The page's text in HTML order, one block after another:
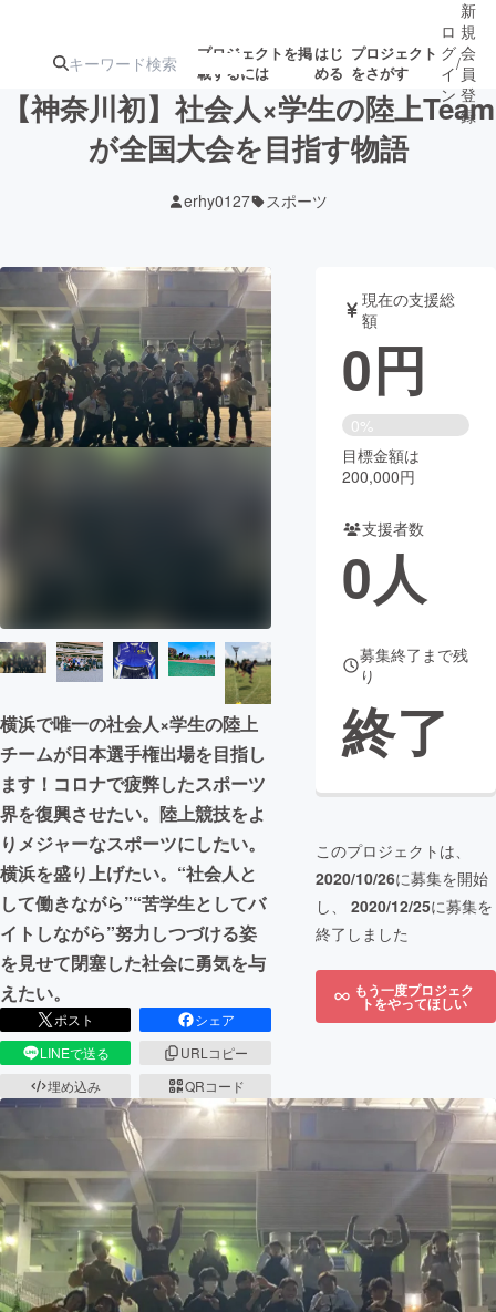
プロジェクトを掲
載するには
はじ
める
プロジェクト
をさがす
ジェクト
ロジェクト
アート・写真 音楽
テクノロジー・ガジェット ゲーム・サ
映像・映画 書籍・雑誌
チャレンジ
CAMPFIRE Creation
CAMPFIREふるさと納税machi-ya
ロ
グ
イ
ン
/
新
規
会
員
登
録
【神奈川初】社会人×学生の陸上Team
が全国大会を目指す物語
erhy0127 スポーツ
横浜で唯一の社会人×学生の陸上
チームが日本選手権出場を目指し
ます！コロナで疲弊したスポーツ
界を復興させたい。陸上競技をよ
りメジャーなスポーツにしたい。
横浜を盛り上げたい。“社会人と
して働きながら”“苦学生としてバ
イトしながら”努力しつづける姿
を見せて閉塞した社会に勇気を与
えたい。
ポスト
シェア
LINEで送る
URLコピー
埋め込み
QRコード
現在の支援総
額
0円
0%
目標金額は
200,000円
支援者数
0人
募集終了まで残
り
終了
このプロジェクトは、
2020/10/26に募集を開始
し、 2020/12/25に募集を
終了しました
もう一度プロジェク
トをやってほしい